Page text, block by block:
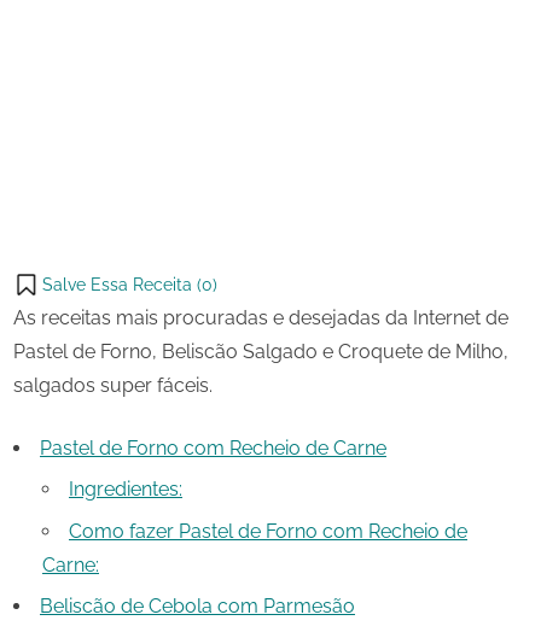
on
X
Salve Essa Receita (0)
As receitas mais procuradas e desejadas da Internet de
Pastel de Forno, Beliscão Salgado e Croquete de Milho,
salgados super fáceis.
Pastel de Forno com Recheio de Carne
Ingredientes:
Como fazer Pastel de Forno com Recheio de
Carne:
Beliscão de Cebola com Parmesão